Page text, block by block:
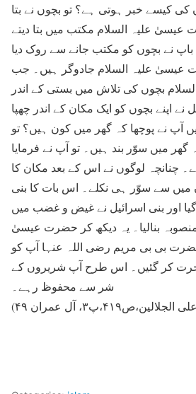
کی کیسے خبر ہوتی ہے؟ تو بچوں نے بتا
علیہ السلام مکتب میں بتا دیتے
نے بچوں کو مکتب جانے سے روک دیا
عیسیٰ علیہ السلام جادوگر ہیں۔ جب
بچوں کی تلاش میں بستی کے اندر
نے اپنے بچوں کو ایک مکان کے اندر چھپا
آپ نے پوچھا کہ گھر میں کون ہیں؟ تو
گھر میں سوّر بند ہیں۔ تو آپ نے فرمایا
چنانچہ لوگوں نے اس کے بعد مکان کا
میں سے سوّر ہی نکلے۔ اس بات کا بنی
اور بنی اسرائیل نے غیض و غضب میں
بنالیا۔ یہ دیکھ کر حضرت عیسیٰ
بی بی مریم رضی اللہ عنہا آپ کو
کر گئیں۔ اس طرح آپ شریروں کے
شر سے محفوظ رہے۔